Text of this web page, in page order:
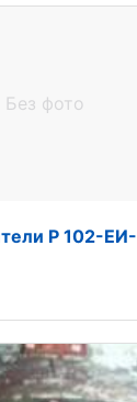
Без фото
Р 102-